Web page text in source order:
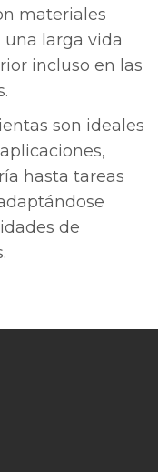
materiales
larga vida
incluso en las
son ideales
hasta tareas
de